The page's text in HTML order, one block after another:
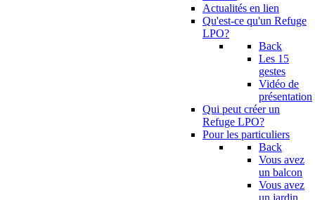
Actualités en lien
Qu'est-ce qu'un Refuge
LPO?
Back
Les 15
gestes
Vidéo de
présentation
Qui peut créer un
Refuge LPO?
Pour les particuliers
Back
Vous avez
un balcon
Vous avez
un jardin